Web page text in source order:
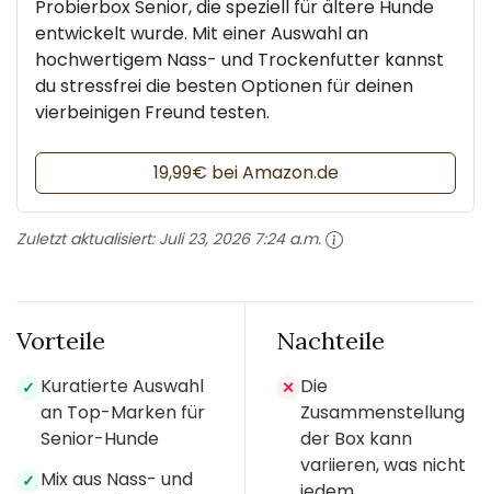
Probierbox Senior, die speziell für ältere Hunde
entwickelt wurde. Mit einer Auswahl an
hochwertigem Nass- und Trockenfutter kannst
du stressfrei die besten Optionen für deinen
vierbeinigen Freund testen.
19,99€ bei Amazon.de
Zuletzt aktualisiert: Juli 23, 2026 7:24 a.m.
Vorteile
✓ Kuratierte Auswahl
an Top-Marken für
Senior-Hunde
✓ Mix aus Nass- und
Nachteile
✕ Die
Zusammenstellung
der Box kann
variieren, was nicht